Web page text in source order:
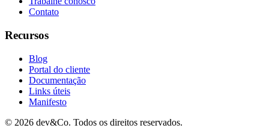
Contato
Recursos
Blog
Portal do cliente
Documentação
Links úteis
Manifesto
© 2026 dev&Co. Todos os direitos reservados.